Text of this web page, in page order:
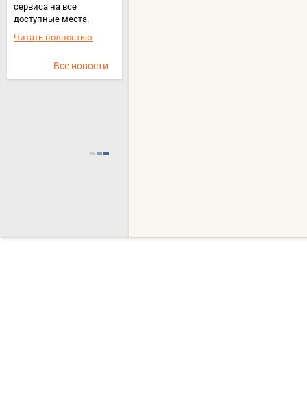
сервиса на все
доступные места.
Читать полностью
Все новости